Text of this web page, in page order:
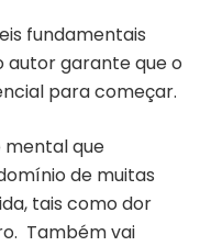
fundamentais
autor garante que o
para começar.
mental que
de muitas
tais como dor
Também vai